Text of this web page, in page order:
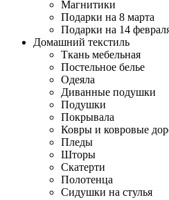
Магнитики
Подарки на 8 марта
Подарки на 14
Домашний текстиль
Ткань мебельная
Постельное белье
Одеяла
Диванные подушки
Подушки
Покрывала
Ковры и ковровые
Пледы
Шторы
Скатерти
Полотенца
Сидушки на стулья